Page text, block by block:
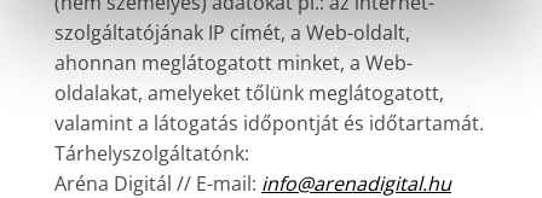
szolgáltatójának IP címét, a Web-oldalt,
ahonnan meglátogatott minket, a Web-
oldalakat, amelyeket tőlünk meglátogatott,
valamint a látogatás időpontját és időtartamát.
Tárhelyszolgáltatónk:
Aréna Digitál // E-mail: info@arenadigital.hu